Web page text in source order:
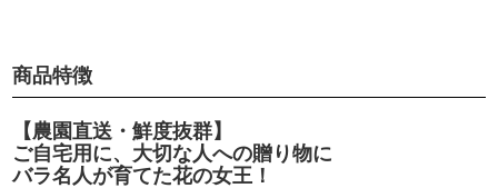
商品特徴
【農園直送・鮮度抜群】
ご自宅用に、大切な人への贈り物に
バラ名人が育てた花の女王！